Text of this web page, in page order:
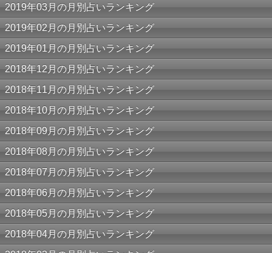
2019年03月の月別占いランキング
2019年02月の月別占いランキング
2019年01月の月別占いランキング
2018年12月の月別占いランキング
2018年11月の月別占いランキング
2018年10月の月別占いランキング
2018年09月の月別占いランキング
2018年08月の月別占いランキング
2018年07月の月別占いランキング
2018年06月の月別占いランキング
2018年05月の月別占いランキング
2018年04月の月別占いランキング